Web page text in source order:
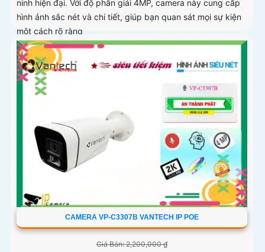
ninh hiện đại. Với độ phân giải 4MP, camera này cung cấp
hình ảnh sắc nét và chi tiết, giúp bạn quan sát mọi sự kiện
một cách rõ ràng
CAMERA VP-C3307B VANTECH IP POE
Giá Bán: 2,200,000 ₫